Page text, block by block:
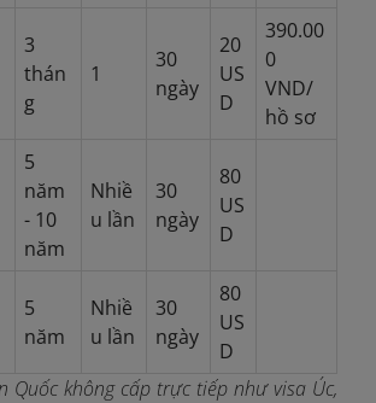
3
thán
g
1
30
ngày
20
US
D
390.00
0
VND/
hồ sơ
5
năm
- 10
năm
Nhiề
u lần
30
ngày
80
US
D
5
năm
Nhiề
u lần
30
ngày
80
US
D
Quốc không cấp trực tiếp như visa Úc,